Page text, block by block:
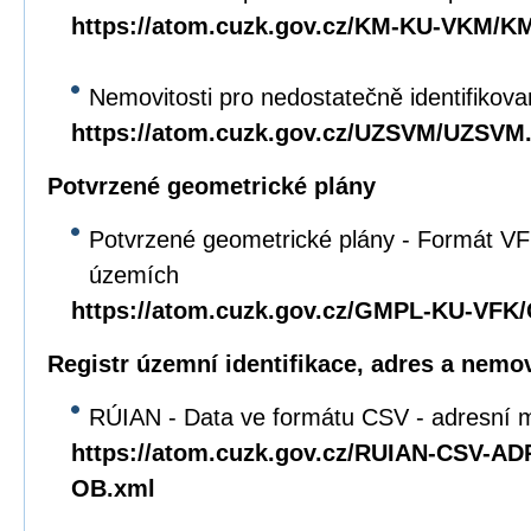
https://atom.cuzk.gov.cz/KM-KU-VKM/
Nemovitosti pro nedostatečně
https://atom.cuzk.gov.cz/UZSVM/
Potvrzené geometrické plány
Potvrzené geometrické plány - Formát
územích
https://atom.cuzk.gov.cz/GMPL-KU-
Registr územní identifikace, adres a
RÚIAN - Data ve formátu CSV - adresní
https://atom.cuzk.gov.cz/RUIAN-CSV-
OB.xml